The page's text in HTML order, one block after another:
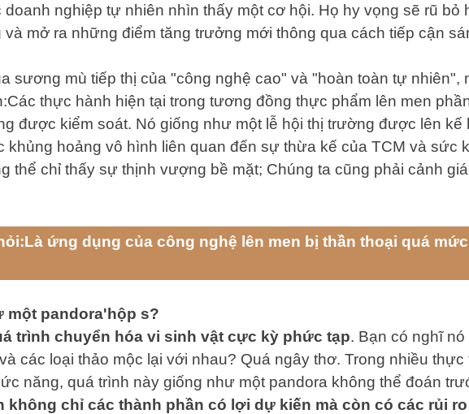
nghiệp tự nhiên nhìn thấy một cơ hội. Họ hy vọng sẽ rũ bỏ
mở ra những điểm tăng trưởng mới thông qua cách tiếp cận
sương mù tiếp thị của "công nghệ cao" và "hoàn toàn tự nhiên",
thực hành hiện tại trong tương đồng thực phẩm lên men
được kiểm soát. Nó giống như một lễ hội thị trường được lên kế
khủng hoảng vô hình liên quan đến sự thừa kế của TCM và sức
thể chỉ thấy sự thịnh vượng bề mặt; Chúng ta cũng phải cảnh
ứng dụng của công nghệ lên men bị thần thoại quá mức
một pandora'hộp s?
trình chuyển hóa vi sinh vật cực kỳ phức tạp. Bạn có nghĩ nó
các loại thảo mộc lại với nhau? Quá ngây thơ. Trong nhiều thực
năng, quá trình này giống như một pandora không thể đoán
không chỉ các thành phần có lợi dự kiến ​​mà còn có các rủi ro